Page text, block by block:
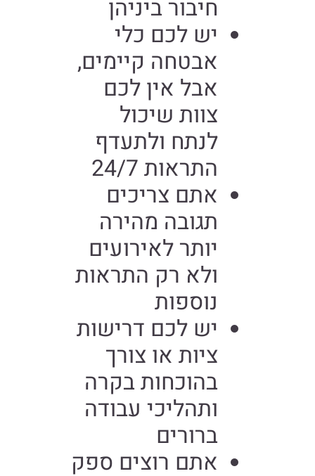
חיבור ביניהן
יש לכם כלי
אבטחה קיימים,
אבל אין לכם
צוות שיכול
לנתח ולתעדף
התראות 24/7
אתם צריכים
תגובה מהירה
יותר לאירועים
ולא רק התראות
נוספות
יש לכם דרישות
ציות או צורך
בהוכחות בקרה
ותהליכי עבודה
ברורים
אתם רוצים ספק